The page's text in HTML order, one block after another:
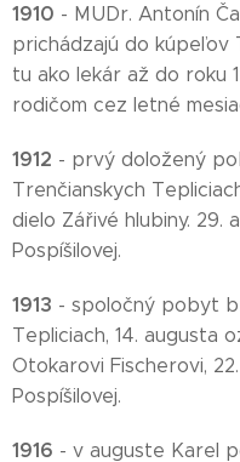
1910 - MUDr. Antonín
prichádzajú do kúpeľov
tu ako lekár až do roku
rodičom cez letné
1912 - prvý doložený
Trenčianskych
dielo Zářivé hlubiny. 29.
Pospíšilovej.
1913 - spoločný pobyt
Tepliciach, 14. augusta
Otokarovi Fischerovi,
Pospíšilovej.
1916 - v auguste Karel